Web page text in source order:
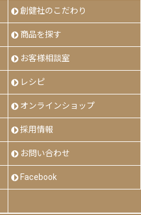
創健社のこだわり
商品を探す
お客様相談室
レシピ
オンラインショップ
採用情報
お問い合わせ
Facebook